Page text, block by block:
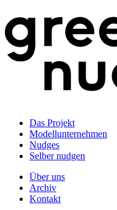
Das Projekt
Modellunternehmen
Nudges
Selber nudgen
Über uns
Archiv
Kontakt